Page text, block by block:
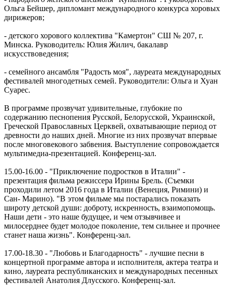
Ольга Бейшер, дипломант международного конкурса хоровых
дирижеров;
- детского хорового коллектива "Камертон" СШ № 207, г.
Минска. Руководитель: Юлия Жилич, бакалавр
искусствоведения;
- семейного ансамбля "Радость моя", лауреата международных
фестивалей многодетных семей. Руководители: Ольга и Хуан
Суарес.
В программе прозвучат удивительные, глубокие по
содержанию песнопения Русской, Белорусской, Украинской,
Греческой Православных Церквей, охватывающие период от
древности до наших дней. Многие из них прозвучат впервые
после многовекового забвения. Выступление сопровождается
мультимедиа-презентацией. Конференц-зал.
15.00-16.00 - "Приключение подростков в Италии" -
презентация фильма режиссера Ирины Брель. (Съемки
проходили летом 2016 года в Италии (Венеция, Римини) и
Сан- Марино). "В этом фильме мы постарались показать
широту детской души: доброту, искренность, взаимопомощь.
Наши дети - это наше будущее, и чем отзывчивее и
милосерднее будет молодое поколение, тем сильнее и прочнее
станет наша жизнь". Конференц-зал.
17.00-18.30 - "Любовь и Благодарность" - лучшие песни в
концертной программе автора и исполнителя, актера театра и
кино, лауреата республиканских и международных песенных
фестивалей Анатолия Длусского. Конференц-зал.